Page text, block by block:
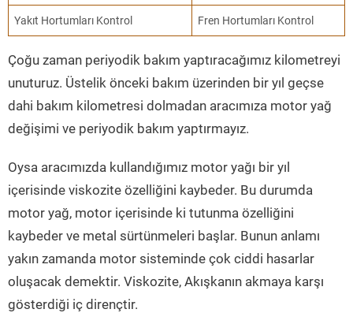
Yakıt Hortumları Kontrol Fren Hortumları Kontrol
Çoğu zaman periyodik bakım yaptıracağımız kilometreyi
unuturuz. Üstelik önceki bakım üzerinden bir yıl geçse
dahi bakım kilometresi dolmadan aracımıza motor yağ
değişimi ve periyodik bakım yaptırmayız.
Oysa aracımızda kullandığımız motor yağı bir yıl
içerisinde viskozite özelliğini kaybeder. Bu durumda
motor yağ, motor içerisinde ki tutunma özelliğini
kaybeder ve metal sürtünmeleri başlar. Bunun anlamı
yakın zamanda motor sisteminde çok ciddi hasarlar
oluşacak demektir. Viskozite, Akışkanın akmaya karşı
gösterdiği iç dirençtir.